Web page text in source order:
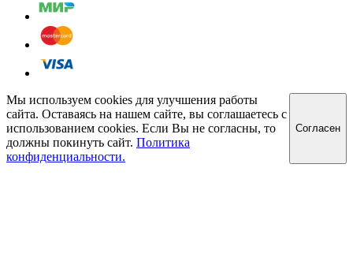
Мы используем cookies для улучшения работы
сайта. Оставаясь на нашем сайте, вы соглашаетесь с
использованием cookies. Если Вы не согласны, то
должны покинуть сайт. Политика
конфиденциальности.
Cогласен